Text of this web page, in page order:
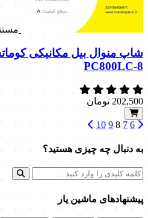
PC800LC-8
202,500 تومان
6
7
8
9
10
به دنبال چه چیزی هستید؟
پیشنهاد‌های ماشین یار